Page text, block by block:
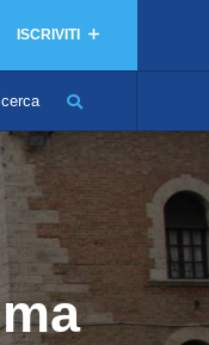
ISCRIVITI